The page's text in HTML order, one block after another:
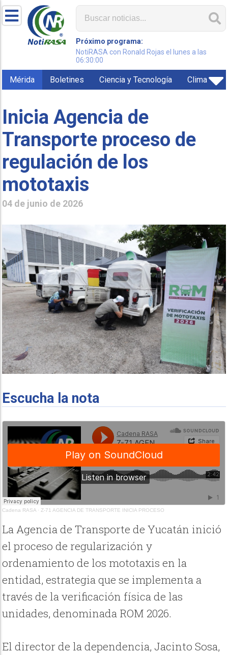
Próximo programa:
NotiRASA con Ronald Rojas el lunes a las
06:30:00
Mérida Boletines Ciencia y Tecnología Clima
Inicia Agencia de
Transporte proceso de
regulación de los
mototaxis
04 de junio de 2026
Escucha la nota
Cadena RASA ·Z-71 AGENCIA DE TRANSPORTE INICIA PROCESO
La Agencia de Transporte de Yucatán inició
el proceso de regularización y
ordenamiento de los mototaxis en la
entidad, estrategia que se implementa a
través de la verificación física de las
unidades, denominada ROM 2026.
El director de la dependencia, Jacinto Sosa,